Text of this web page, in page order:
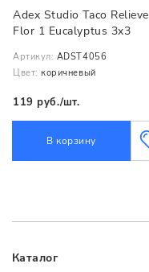
Adex Studio Taco Relieve
Flor 1 Eucalyptus 3x3
Артикул: ADST4056
Цвет: коричневый
119 руб./шт.
В корзину
Каталог